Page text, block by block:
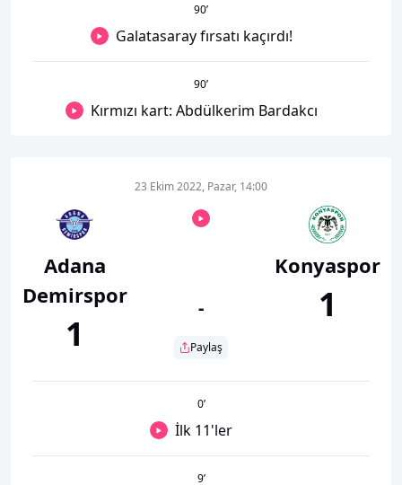
90’
Galatasaray fırsatı kaçırdı!
90’
Kırmızı kart: Abdülkerim Bardakcı
Adana
Demirspor
1
23 Ekim 2022, Pazar, 14:00
-
Paylaş
Konyaspor
1
0’
İlk 11'ler
9’